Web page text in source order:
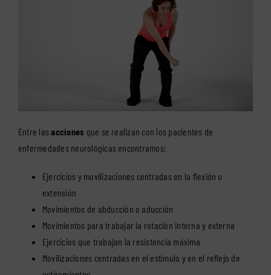
Entre lasacciones que se realizan con los pacientes de
enfermedades neurológicas encontramos:
Ejercicios y movilizaciones centradas en la flexión o
extensión
Movimientos de abducción o aducción
Movimientos para trabajar la rotación interna y externa
Ejercicios que trabajan la resistencia máxima
Movilizaciones centradas en el estímulo y en el reflejo de